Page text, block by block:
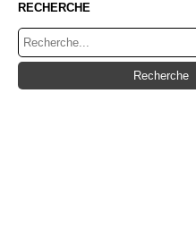
RECHERCHE